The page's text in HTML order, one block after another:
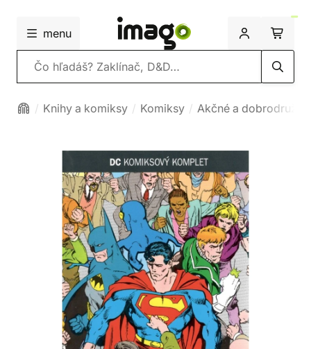
menu
Vyhľadávanie
Knihy a komiksy Komiksy Akčné a dobrodružné